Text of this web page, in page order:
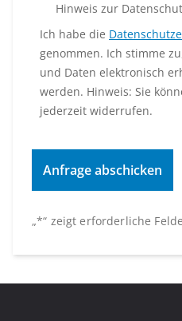
„*“ zeigt erforderliche
Hinweis zur
Ich habe die
genommen. Ich stimme
und Daten elektronisch
werden. Hinweis: Sie
jederzeit widerrufen.